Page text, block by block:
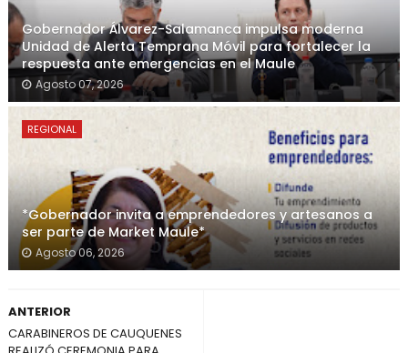
Gobernador Álvarez-Salamanca impulsa moderna
Unidad de Alerta Temprana Móvil para fortalecer la
respuesta ante emergencias en el Maule
Agosto 07, 2026
REGIONAL
*Gobernador invita a emprendedores y artesanos a
ser parte de Market Maule*
Agosto 06, 2026
ANTERIOR
CARABINEROS DE CAUQUENES